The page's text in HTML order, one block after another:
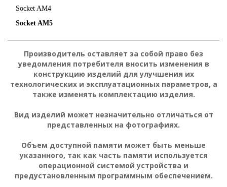
Socket AM4
Socket AM5
Производитель оставляет за собой право без
уведомления потребителя вносить изменения в
конструкцию изделий для улучшения их
технологических и эксплуатационных параметров, а
также изменять комплектацию изделия.
Вид изделий может незначительно отличаться от
представленных на фотографиях.
Объем доступной памяти может быть меньше
указанного, так как часть памяти используется
операционной системой устройства и
предустановленным программным обеспечением.